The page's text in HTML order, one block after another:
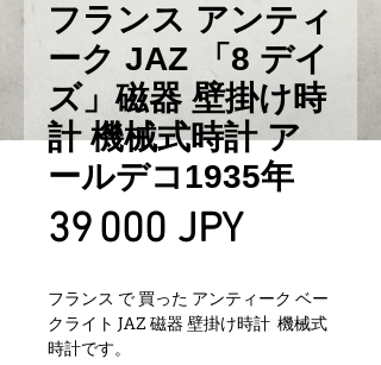
フランス アンティ
ーク JAZ 「8 デイ
ズ」磁器 壁掛け時
計 機械式時計 ア
ールデコ1935年
39 000 JPYPrix
フランス で 買った アンティーク ベー
クライト JAZ 磁器 壁掛け時計 機械式
時計です。